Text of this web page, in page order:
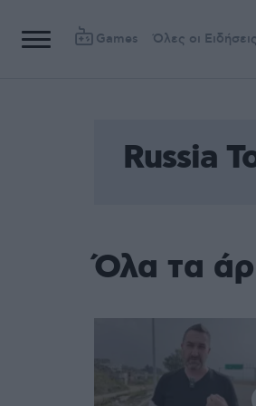
Games Όλες οι Ειδήσεις
Russia
Όλα τα